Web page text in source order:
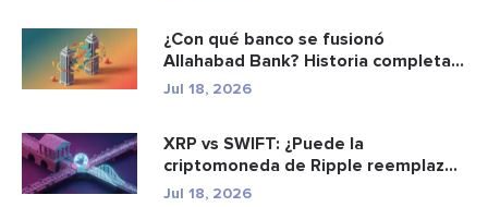
¿Con qué banco se fusionó
Allahabad Bank? Historia completa
de ...
Jul 18, 2026
XRP vs SWIFT: ¿Puede la
criptomoneda de Ripple reemplazar
a los p...
Jul 18, 2026